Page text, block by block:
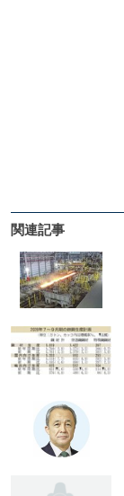
関連記事